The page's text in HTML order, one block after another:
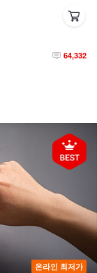
64,332
온라인 최저가